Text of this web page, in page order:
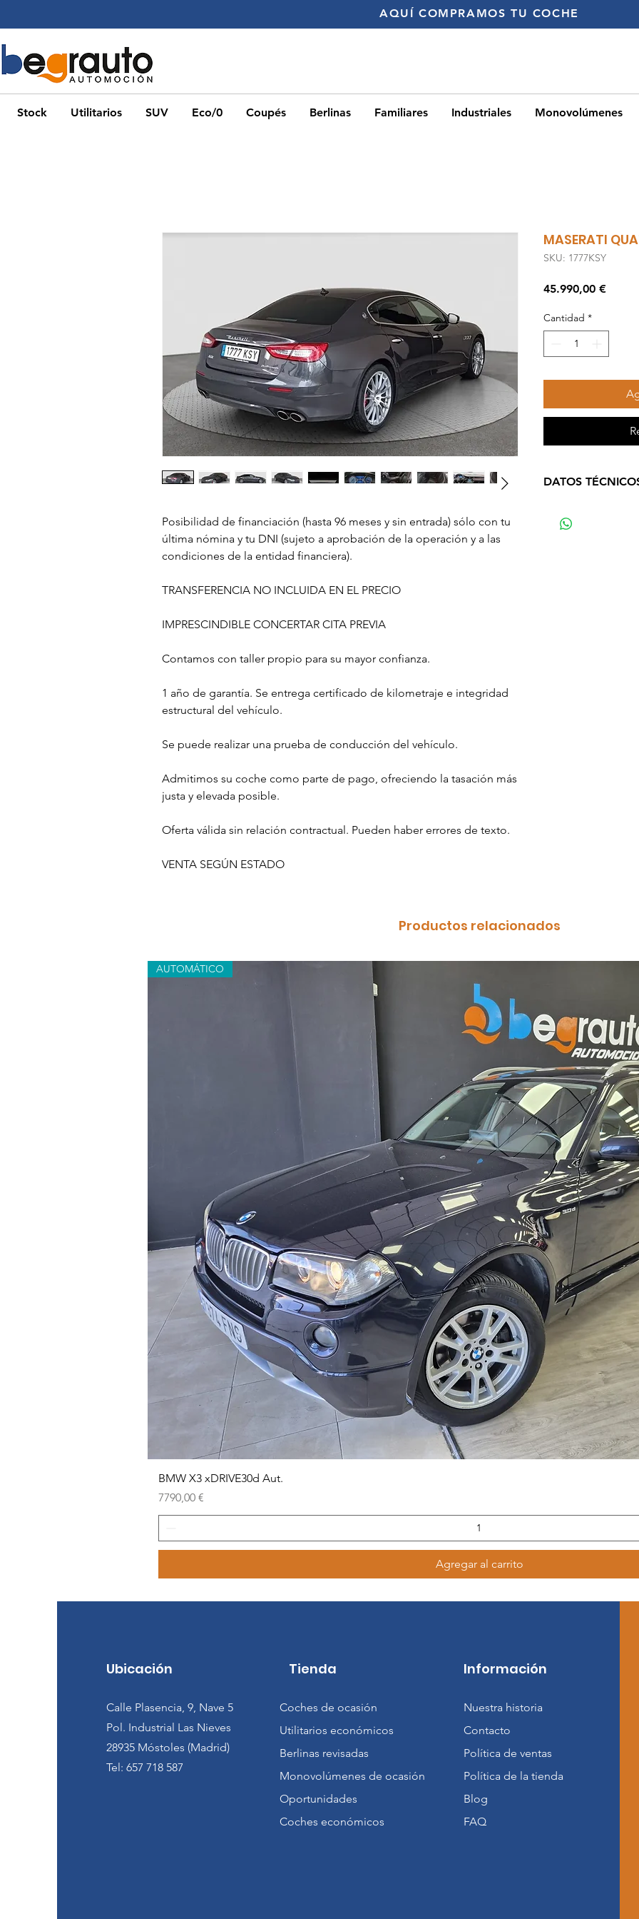
AQUÍCOMPRAMOS TU COCHE
Stock Utilitarios SUV Eco/0 Coupés Berlinas Familiares Industriales Monovolúmenes
Posibilidad de financiación (hasta 96 meses y sin entrada) sólo con tu
última nómina y tu DNI (sujeto a aprobación de la operación y a las
condiciones de la entidad financiera).
TRANSFERENCIA NO INCLUIDA EN EL PRECIO
IMPRESCINDIBLE CONCERTAR CITA PREVIA
Contamos con taller propio para su mayor confianza.
1 año de garantía. Se entrega certificado de kilometraje e integridad
estructural del vehículo.
Se puede realizar una prueba de conducción del vehículo.
Admitimos su coche como parte de pago, ofreciendo la tasación más
justa y elevada posible.
Oferta válida sin relación contractual. Pueden haber errores de texto.
VENTA SEGÚN ESTADO
MASERATI
SKU: 1777KSY
45.990,00 €Precio
Cantidad *
DATOS
Kilometraje:
Productos relacionados
AUTOMÁTICO
BMW X3 xDRIVE30d Aut.
Precio
7790,00 €
Agregar al carrito
Ubicación
Calle Plasencia, 9, Nave 5
Pol. Industrial Las Nieves
28935 Móstoles (Madrid)
Tel: 657 718 587​
Tienda
Coches de ocasión
Utilitarios económicos
Berlinas revisadas
Monovolúmenes de ocasión
Oportunidades
Coches económicos
Información
Nuestra historia
Contacto
Política de ventas
Política de la tienda
Blog
FAQ